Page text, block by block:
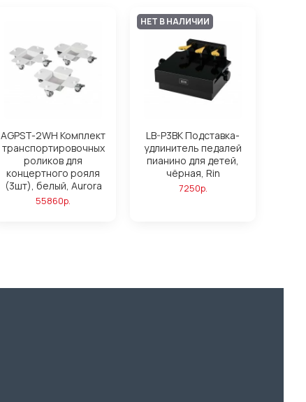
AGPST-2WH Комплект
транспортировочных
роликов для
концертного рояля
(3шт), белый, Aurora
55860р.
НЕТ В НАЛИЧИИ
LB-P3BK Подставка-
удлинитель педалей
пианино для детей,
чёрная, Rin
7250р.